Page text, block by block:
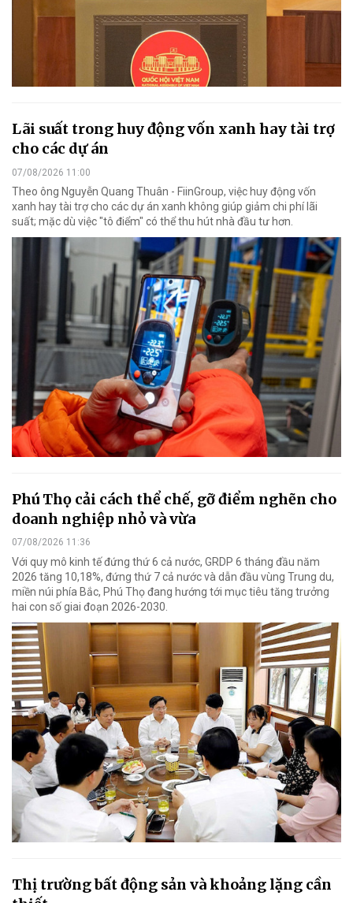
Lãi suất trong huy động vốn xanh hay tài trợ
cho các dự án
07/08/2026 11:00
Theo ông Nguyễn Quang Thuân - FiinGroup, việc huy động vốn
xanh hay tài trợ cho các dự án xanh không giúp giảm chi phí lãi
suất; mặc dù việc "tô điểm" có thể thu hút nhà đầu tư hơn.
Phú Thọ cải cách thể chế, gỡ điểm nghẽn cho
doanh nghiệp nhỏ và vừa
07/08/2026 11:36
Với quy mô kinh tế đứng thứ 6 cả nước, GRDP 6 tháng đầu năm
2026 tăng 10,18%, đứng thứ 7 cả nước và dẫn đầu vùng Trung du,
miền núi phía Bắc, Phú Thọ đang hướng tới mục tiêu tăng trưởng
hai con số giai đoạn 2026-2030.
Thị trường bất động sản và khoảng lặng cần